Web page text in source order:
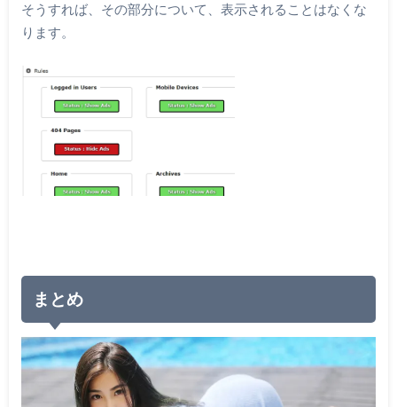
そうすれば、その部分について、表示されることはなくな
ります。
まとめ